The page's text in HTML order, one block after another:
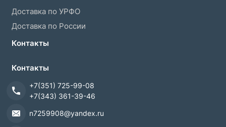
Доставка по УРФО
Доставка по России
Контакты
Контакты
+7(351) 725-99-08
+7(343) 361-39-46
n7259908@yandex.ru